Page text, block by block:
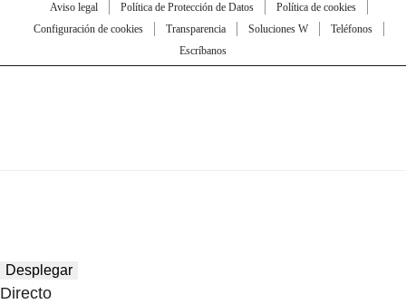
Aviso legal Política de Protección de Datos
Política de cookies
Configuración de cookies
Transparencia Soluciones W
Teléfonos
Escríbanos
Desplegar
Directo